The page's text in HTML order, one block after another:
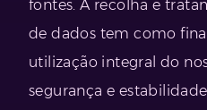
fontes. A recolha e
de dados tem como
utilização integral do
segurança e